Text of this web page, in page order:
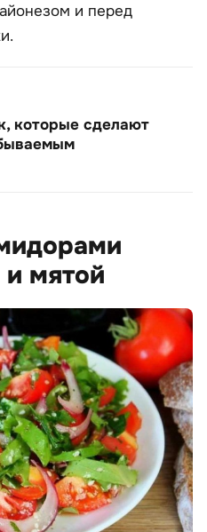
и перед
которые сделают
мятой